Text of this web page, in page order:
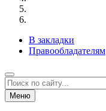
В закладки
Правообладателям
Меню